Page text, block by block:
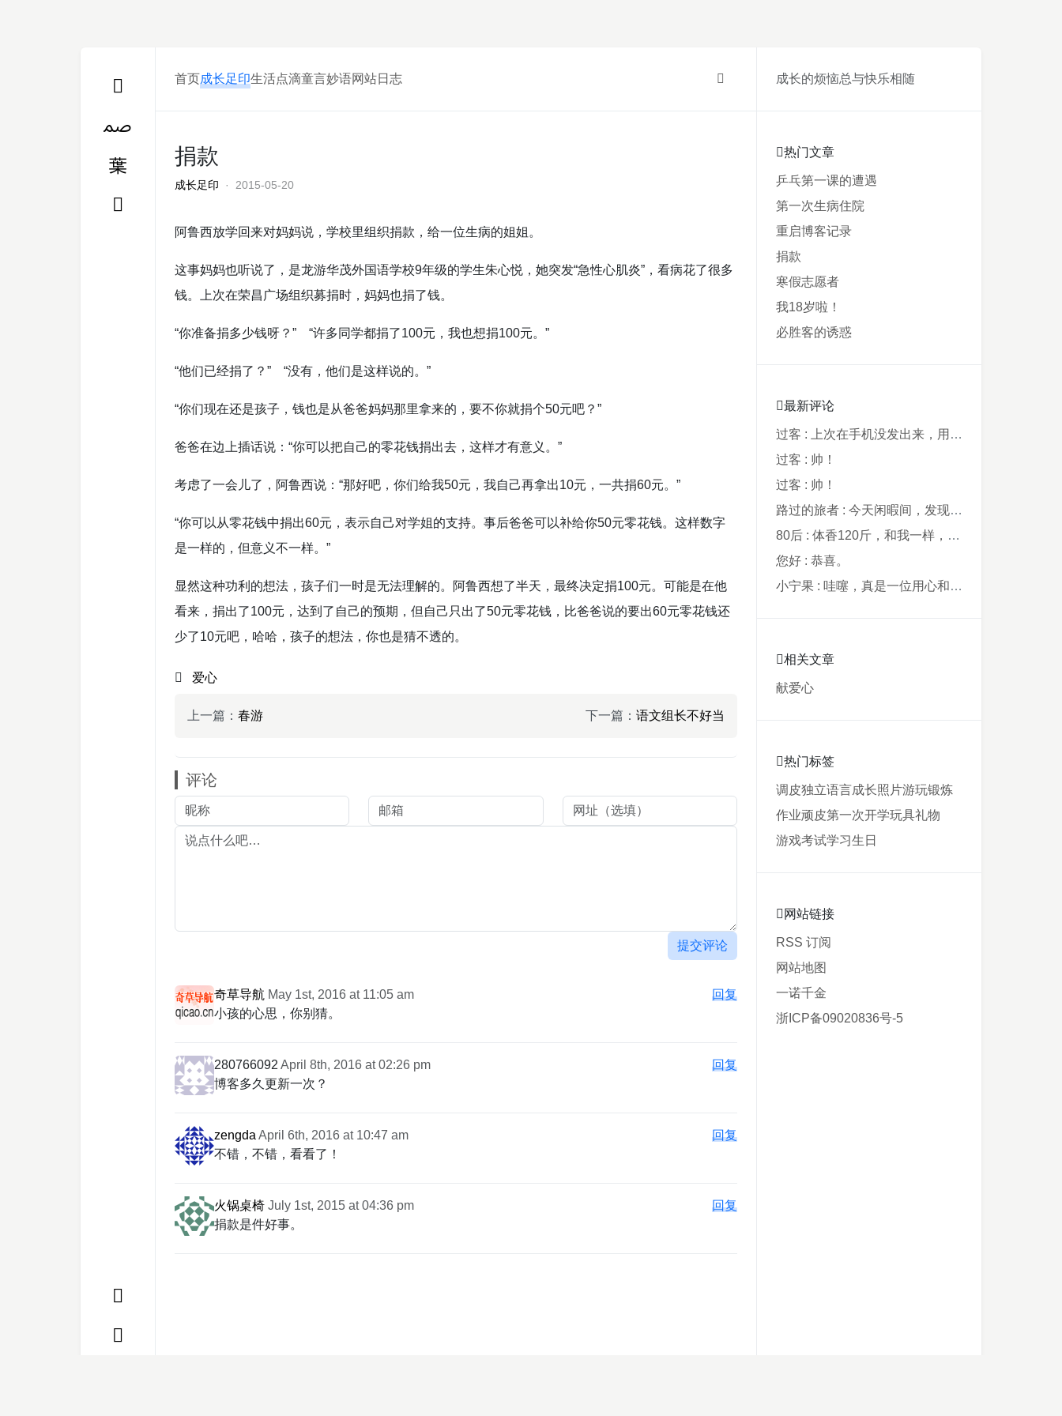
首页成长足印生活点滴童言妙语网站日志
捐款
成长足印 · 2015-05-20
阿鲁西放学回来对妈妈说，学校里组织捐款，给一位生病的姐姐。
这事妈妈也听说了，是龙游华茂外国语学校9年级的学生朱心悦，她突发“急性心肌炎”，看病花了很多
钱。上次在荣昌广场组织募捐时，妈妈也捐了钱。
“你准备捐多少钱呀？” “许多同学都捐了100元，我也想捐100元。”
“他们已经捐了？” “没有，他们是这样说的。”
“你们现在还是孩子，钱也是从爸爸妈妈那里拿来的，要不你就捐个50元吧？”
爸爸在边上插话说：“你可以把自己的零花钱捐出去，这样才有意义。”
考虑了一会儿了，阿鲁西说：“那好吧，你们给我50元，我自己再拿出10元，一共捐60元。”
“你可以从零花钱中捐出60元，表示自己对学姐的支持。事后爸爸可以补给你50元零花钱。这样数字
是一样的，但意义不一样。”
显然这种功利的想法，孩子们一时是无法理解的。阿鲁西想了半天，最终决定捐100元。可能是在他
看来，捐出了100元，达到了自己的预期，但自己只出了50元零花钱，比爸爸说的要出60元零花钱还
少了10元吧，哈哈，孩子的想法，你也是猜不透的。
爱心
上一篇： 春游 下一篇： 语文组长不好当
评论
提交评论
奇草导航 May 1st, 2016 at 11:05 am
回复
小孩的心思，你别猜。
280766092 April 8th, 2016 at 02:26 pm
回复
博客多久更新一次？
zengda April 6th, 2016 at 10:47 am
回复
不错，不错，看看了！
火锅桌椅 July 1st, 2015 at 04:36 pm
回复
捐款是件好事。
成长的烦恼总与快乐相随
热门文章
乒乓第一课的遭遇
第一次生病住院
重启博客记录
捐款
寒假志愿者
我18岁啦！
必胜客的诱惑
最新评论
过客 : 上次在手机没发出来，用电脑才发现要...
过客 : 帅！
过客 : 帅！
路过的旅者 : 今天闲暇间，发现藏在阿鲁西名字里的...
80后 : 体香120斤，和我一样，40年了，...
您好 : 恭喜。
小宁果 : 哇噻，真是一位用心和爸爸，从孩子出...
相关文章
献爱心
热门标签
调皮独立语言成长照片游玩锻炼
作业顽皮第一次开学玩具礼物
游戏考试学习生日
网站链接
RSS 订阅
网站地图
一诺千金
浙ICP备09020836号-5